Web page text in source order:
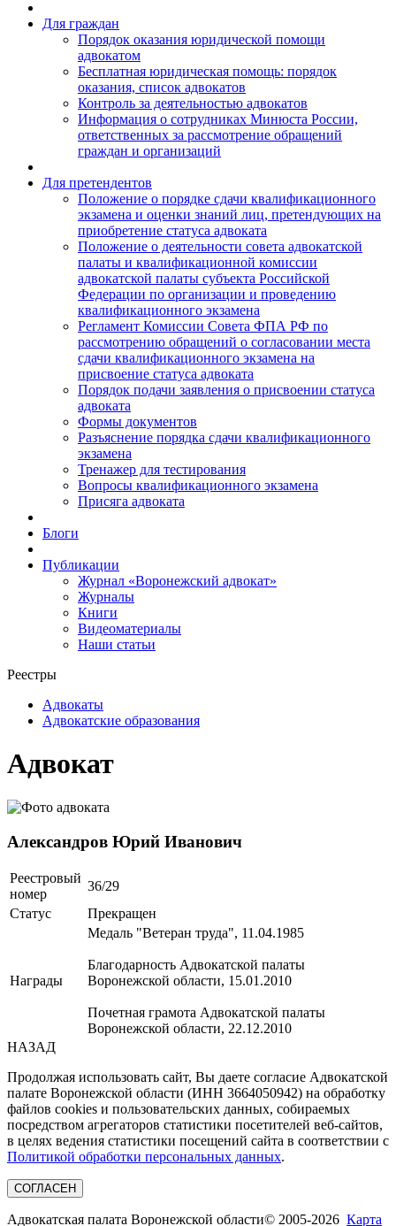
Для граждан
Порядок оказания юридической помощи
адвокатом
Бесплатная юридическая помощь: порядок
оказания, список адвокатов
Контроль за деятельностью адвокатов
Информация о сотрудниках Минюста России,
ответственных за рассмотрение обращений
граждан и организаций
Для претендентов
Положение о порядке сдачи квалификационного
экзамена и оценки знаний лиц, претендующих на
приобретение статуса адвоката
Положение о деятельности совета адвокатской
палаты и квалификационной комиссии
адвокатской палаты субъекта Российской
Федерации по организации и проведению
квалификационного экзамена
Регламент Комиссии Совета ФПА РФ по
рассмотрению обращений о согласовании места
сдачи квалификационного экзамена на
присвоение статуса адвоката
Порядок подачи заявления о присвоении статуса
адвоката
Формы документов
Разъяснение порядка сдачи квалификационного
экзамена
Тренажер для тестирования
Вопросы квалификационного экзамена
Присяга адвоката
Блоги
Публикации
Журнал «Воронежский адвокат»
Журналы
Книги
Видеоматериалы
Наши статьи
Реестры
Адвокаты
Адвокатские образования
Адвокат
Александров Юрий Иванович
Реестровый
номер
36/29
Статус
Прекращен
Награды
Медаль "Ветеран труда", 11.04.1985
Благодарность Адвокатской палаты
Воронежской области, 15.01.2010
Почетная грамота Адвокатской палаты
Воронежской области, 22.12.2010
НАЗАД
Продолжая использовать сайт, Вы даете согласие Адвокатской
палате Воронежской области (ИНН 3664050942) на обработку
файлов cookies и пользовательских данных, собираемых
посредством агрегаторов статистики посетителей веб-сайтов,
в целях ведения статистики посещений сайта в соответствии с
Политикой обработки персональных данных.
СОГЛАСЕН
Адвокатская палата Воронежской области© 2005-2026 Карта